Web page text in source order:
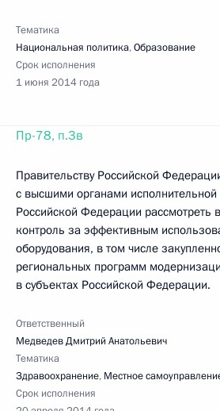
Тематика
Национальная политика,Образование
Срок исполнения
1 июня 2014 года
Пр-78, п.3в
Правительству Российской
с высшими органами исполнительной
Российской Федерации рассмотреть
контроль за эффективным
оборудования, в том числе
региональных программ
в субъектах Российской Федерации.
Ответственный
Медведев Дмитрий Анатольевич
Тематика
Здравоохранение, Местное
Срок исполнения